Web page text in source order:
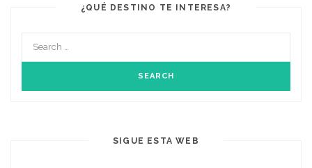
¿QUÉ DESTINO TE INTERESA?
SIGUE ESTA WEB